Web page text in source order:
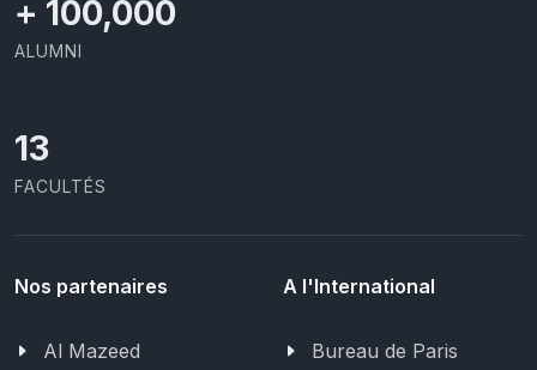
+ 100,000
ALUMNI
13
FACULTÉS
Nos partenaires
Al Mazeed
A l'International
Bureau de Paris